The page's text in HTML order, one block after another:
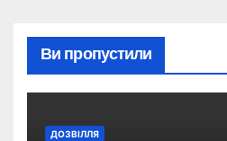
Ви пропустили
ДОЗВІЛЛЯ